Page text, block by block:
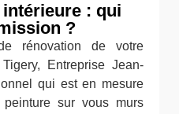
: qui
?
rénovation de votre
Entreprise Jean-
qui est en mesure
sur vous murs